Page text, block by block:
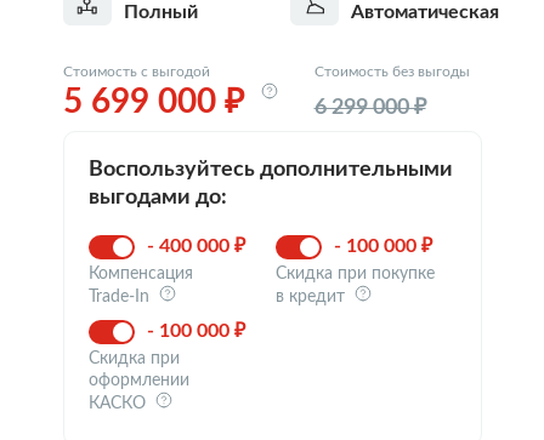
Полный Автоматическая
Стоимость с выгодой
5 699 000 ₽
Стоимость без выгоды
6 299 000 ₽
Воспользуйтесь дополнительными
выгодами до:
- 400 000 ₽
Компенсация
Trade-In
- 100 000 ₽
Скидка при покупке
в кредит
- 100 000 ₽
Скидка при
оформлении
КАСКО